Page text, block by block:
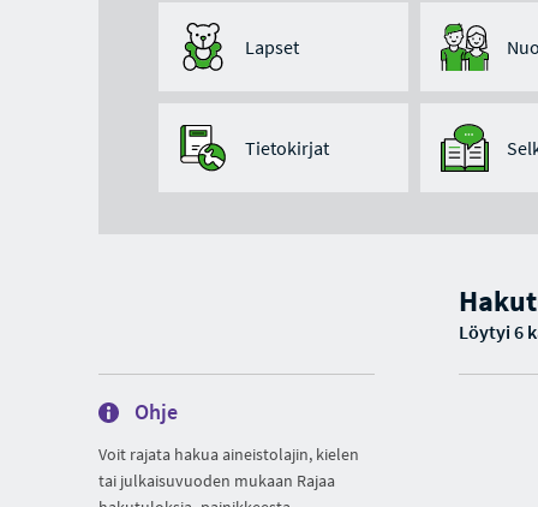
Lapset
Tietokirjat
Löytyi 6
Ohje
Voit rajata hakua aineistolajin, kielen
tai julkaisuvuoden mukaan Rajaa